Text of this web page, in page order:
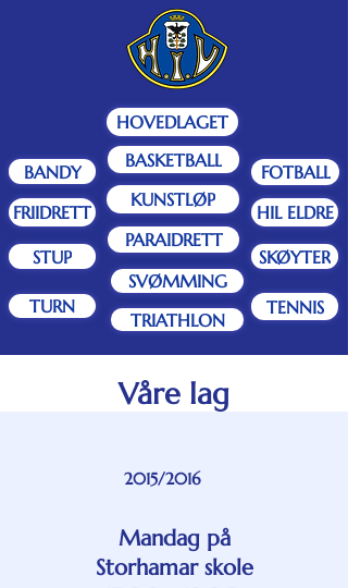
HOVEDLAGET
BANDY
BASKETBALL
FOTBALL
FRIIDRETT
KUNSTLØP
HIL ELDRE
STUP
PARAIDRETT
SKØYTER
SVØMMING
TURN
TRIATHLON
TENNIS
Våre lag
2015/2016
Mandag på
Storhamar skole